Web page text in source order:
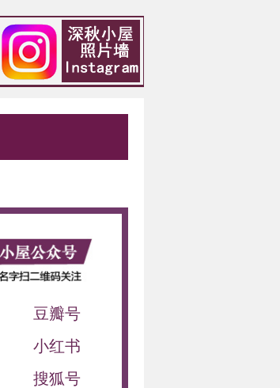
豆瓣号
小红书
搜狐号